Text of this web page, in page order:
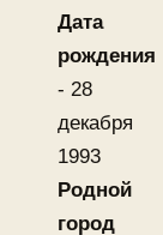
Дата
рождения
- 28
декабря
1993
Родной
город